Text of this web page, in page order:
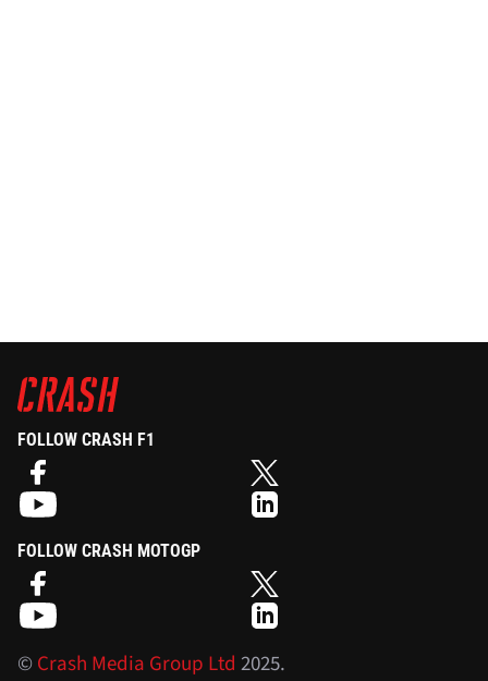
FOLLOW CRASH F1
FOLLOW CRASH MOTOGP
©Crash Media Group Ltd 2025.